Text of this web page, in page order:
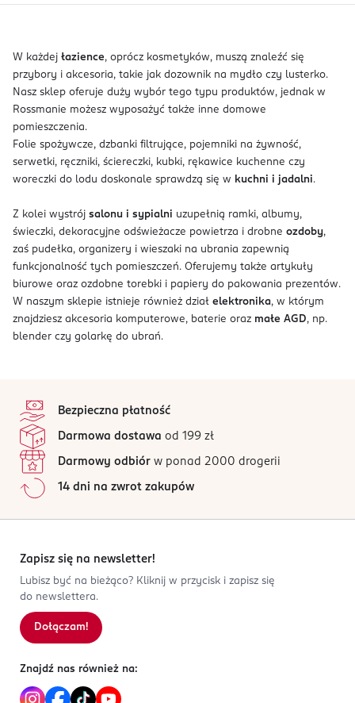
W każdej łazience, oprócz kosmetyków, muszą znaleźć się
przybory i akcesoria, takie jak dozownik na mydło czy lusterko.
Nasz sklep oferuje duży wybór tego typu produktów, jednak w
Rossmanie możesz wyposażyć także inne domowe
pomieszczenia.
Folie spożywcze, dzbanki filtrujące, pojemniki na żywność,
serwetki, ręczniki, ściereczki, kubki, rękawice kuchenne czy
woreczki do lodu doskonale sprawdzą się w kuchni i jadalni.
Z kolei wystrój salonu i sypialni uzupełnią ramki, albumy,
świeczki, dekoracyjne odświeżacze powietrza i drobne ozdoby,
zaś pudełka, organizery i wieszaki na ubrania zapewnią
funkcjonalność tych pomieszczeń. Oferujemy także artykuły
biurowe oraz ozdobne torebki i papiery do pakowania prezentów.
W naszym sklepie istnieje również dział elektronika, w którym
znajdziesz akcesoria komputerowe, baterie oraz małe AGD, np.
blender czy golarkę do ubrań.
Bezpieczna płatność
Darmowa dostawa od 199 zł
Darmowy odbiór w ponad 2000 drogerii
14 dni na zwrot zakupów
Zapisz się na newsletter!
Lubisz być na bieżąco? Kliknij w przycisk i zapisz się
do newslettera.
Dołączam!
Znajdź nas również na: